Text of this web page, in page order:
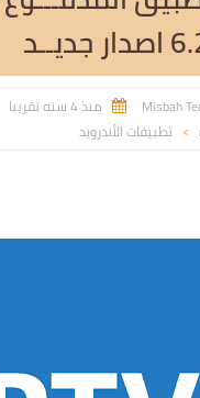
Misbah
 منذ 4 سنه تقريبا
> تطبيقات الأندرويد